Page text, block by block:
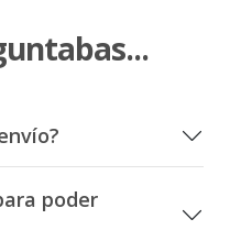
poder